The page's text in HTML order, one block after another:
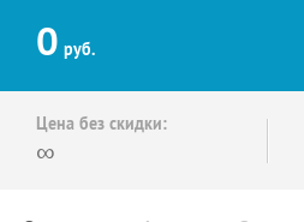
0 руб.
Цена без скидки:
∞